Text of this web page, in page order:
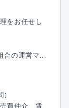
は振休を取
から2,000
ション等、
サポートす
く予定です
・タワー型
に対して、
）進行サポ
をお任せし
合の運営マネ
合理事会/総
契約/解約、
イベント支
買仲介、賃